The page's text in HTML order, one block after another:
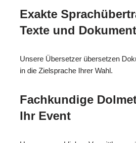
Exakte
Texte und
Unsere Übersetzer übersetzen
in die Zielsprache Ihrer Wahl.
Fachkundige
Ihr Event